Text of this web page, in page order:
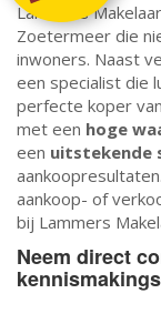
Lammers
Zoetermeer die
inwoners. Naast
een specialist die
perfecte koper
met een hoge
een uitstekende
aankoop- of
bij Lammers
Neem direct